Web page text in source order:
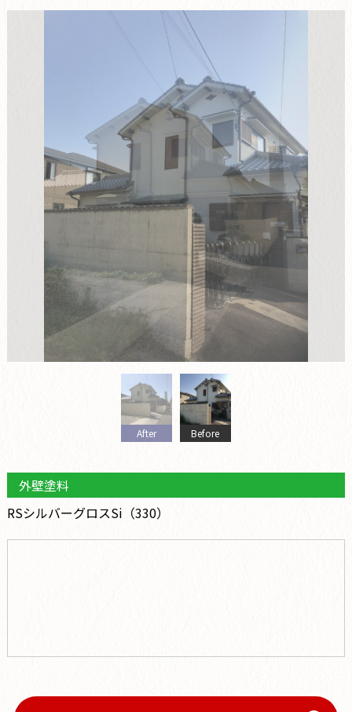
After Before
外壁塗料
RSシルバーグロスSi（330）